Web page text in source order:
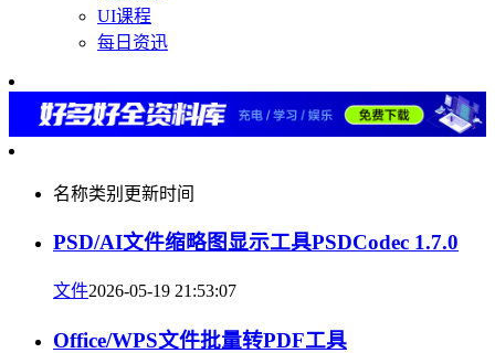
UI课程
每日资迅
名称类别 更新时间
PSD/AI文件缩略图显示工具PSDCodec 1.7.0
文件2026-05-19 21:53:07
Office/WPS文件批量转PDF工具